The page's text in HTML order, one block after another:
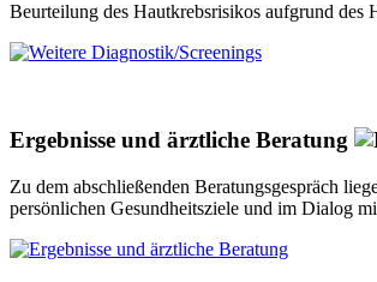
Beurteilung des Hautkrebsrisikos aufgrund des
Ergebnisse und ärztliche Beratung
Zu dem abschließenden Beratungsgespräch
persönlichen Gesundheitsziele und im Dialog